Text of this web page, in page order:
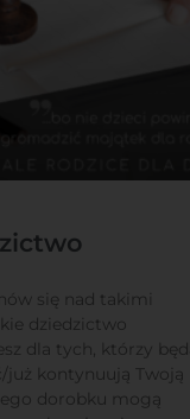
się nad takimi
dziedzictwo
dla tych, którzy
już kontynuują Twoją
dorobku mogą